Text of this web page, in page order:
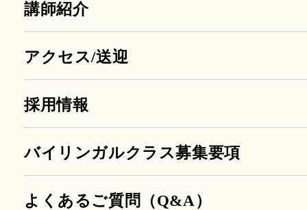
講師紹介
アクセス/送迎
採用情報
バイリンガルクラス募集要項
よくあるご質問（Q&A）